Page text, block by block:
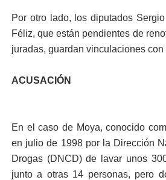
Por otro lado, los diputados
Féliz, que están pendientes de
juradas, guardan vincu­laciones con
ACUSACIÓN
En el caso de Moya, conocido
en julio de 1998 por la Direc­ción
Drogas (DN­CD) de lavar unos
junto a otras 14 per­sonas, pero